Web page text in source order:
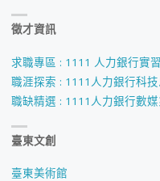
徵才資訊
求職專區 : 1111 人力銀行實
職涯探索 : 1111人力銀行科
職缺精選 : 1111人力銀行數
臺東文創
臺東美術館